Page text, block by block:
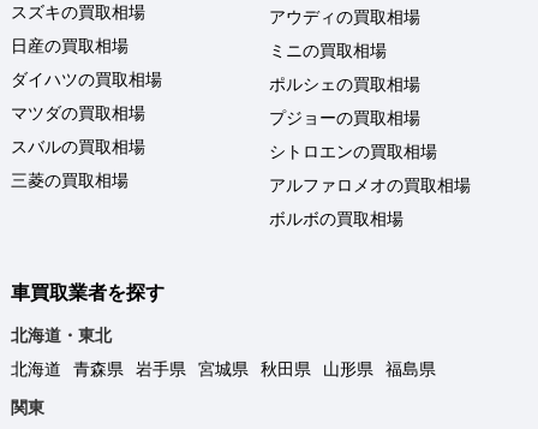
スズキの買取相場
日産の買取相場
ダイハツの買取相場
マツダの買取相場
スバルの買取相場
三菱の買取相場
アウディの買取相場
ミニの買取相場
ポルシェの買取相場
プジョーの買取相場
シトロエンの買取相場
アルファロメオの買取相場
ボルボの買取相場
車買取業者を探す
北海道・東北
北海道
青森県 岩手県 宮城県 秋田県 山形県
福島県
関東